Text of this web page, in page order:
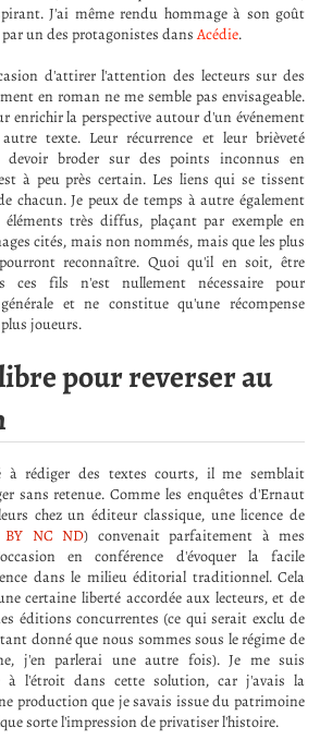
J'ai même rendu hommage à son goût
par un des protagonistes dansAcédie.
d'attirer l'attention des lecteurs sur des
en roman ne me semble pas envisageable.
enrichir la perspective autour d'un événement
texte. Leur récurrence et leur brièveté
devoir broder sur des points inconnus en
à peu près certain. Les liens qui se tissent
chacun. Je peux de temps à autre également
très diffus, plaçant par exemple en
cités, mais non nommés, mais que les plus
reconnaître. Quoi qu'il en soit, être
ces fils n'est nullement nécessaire pour
et ne constitue qu'une récompense
joueurs.
pour reverser au
à rédiger des textes courts, il me semblait
sans retenue. Comme les enquêtes d'Ernaut
chez un éditeur classique, une licence de
BY NC ND) convenait parfaitement à mes
en conférence d'évoquer la facile
dans le milieu éditorial traditionnel. Cela
certaine liberté accordée aux lecteurs, et de
éditions concurrentes (ce qui serait exclu de
donné que nous sommes sous le régime de
j'en parlerai une autre fois). Je me suis
à l'étroit dans cette solution, car j'avais la
production que je savais issue du patrimoine
sorte l'impression de privatiser l'histoire.